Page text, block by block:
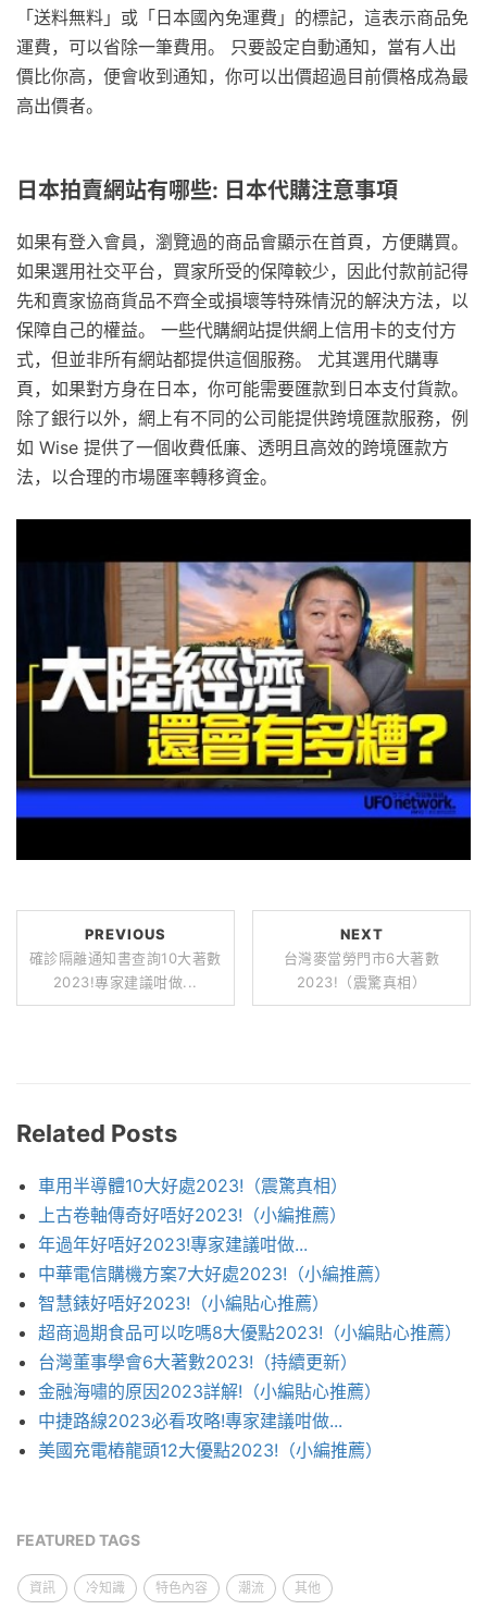
「送料無料」或「日本國內免運費」的標記，這表示商品免
運費，可以省除一筆費用。 只要設定自動通知，當有人出
價比你高，便會收到通知，你可以出價超過目前價格成為最
高出價者。
日本拍賣網站有哪些: 日本代購注意事項
如果有登入會員，瀏覽過的商品會顯示在首頁，方便購買。
如果選用社交平台，買家所受的保障較少，因此付款前記得
先和賣家協商貨品不齊全或損壞等特殊情況的解決方法，以
保障自己的權益。 一些代購網站提供網上信用卡的支付方
式，但並非所有網站都提供這個服務。 尤其選用代購專
頁，如果對方身在日本，你可能需要匯款到日本支付貨款。
除了銀行以外，網上有不同的公司能提供跨境匯款服務，例
如 Wise 提供了一個收費低廉、透明且高效的跨境匯款方
法，以合理的市場匯率轉移資金。
PREVIOUS
確診隔離通知書查詢10大著數
2023!專家建議咁做...
NEXT
台灣麥當勞門市6大著數
2023!（震驚真相）
Related Posts
車用半導體10大好處2023!（震驚真相）
上古卷軸傳奇好唔好2023!（小編推薦）
年過年好唔好2023!專家建議咁做...
中華電信購機方案7大好處2023!（小編推薦）
智慧錶好唔好2023!（小編貼心推薦）
超商過期食品可以吃嗎8大優點2023!（小編貼心推薦）
台灣董事學會6大著數2023!（持續更新）
金融海嘯的原因2023詳解!（小編貼心推薦）
中捷路線2023必看攻略!專家建議咁做...
美國充電樁龍頭12大優點2023!（小編推薦）
FEATURED TAGS
資訊 冷知識 特色內容 潮流 其他